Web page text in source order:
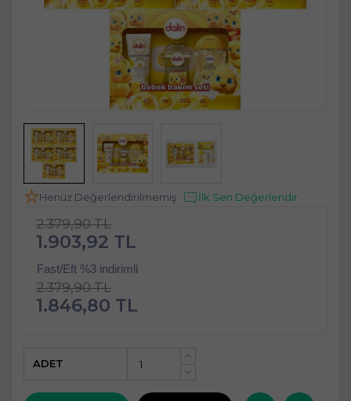
Henüz Değerlendirilmemiş İlk Sen Değerlendir
2.379,90 TL
1.903,92 TL
Fast/Eft %3 indirimli
2.379,90 TL
1.846,80 TL
+
ADET